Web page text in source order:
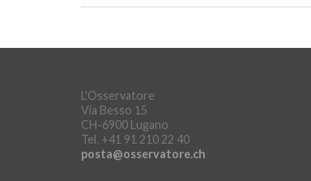
L'Osservatore
Via Besso 15
CH-6900 Lugano
Tel. +41 91 210 22 40
posta@osservatore.ch